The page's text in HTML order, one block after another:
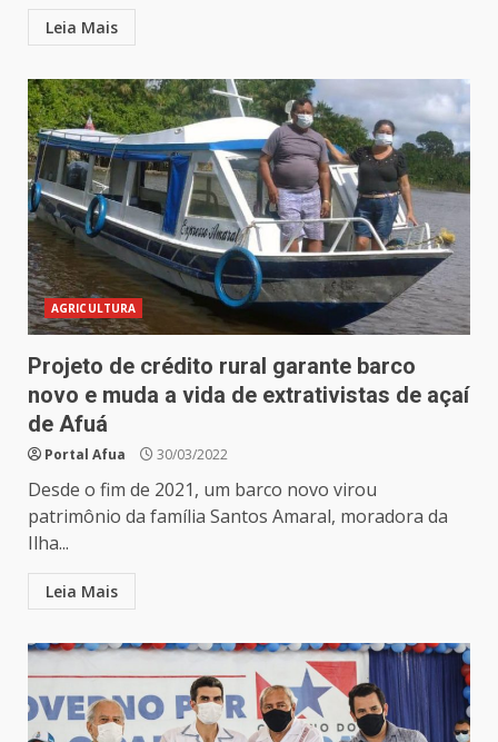
Leia Mais
AGRICULTURA
Projeto de crédito rural garante barco
novo e muda a vida de extrativistas de açaí
de Afuá
Portal Afua 30/03/2022
Desde o fim de 2021, um barco novo virou
patrimônio da família Santos Amaral, moradora da
Ilha...
Leia Mais